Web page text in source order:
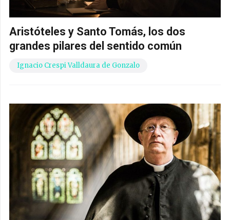
Aristóteles y Santo Tomás, los dos
grandes pilares del sentido común
Ignacio Crespi Valldaura de Gonzalo